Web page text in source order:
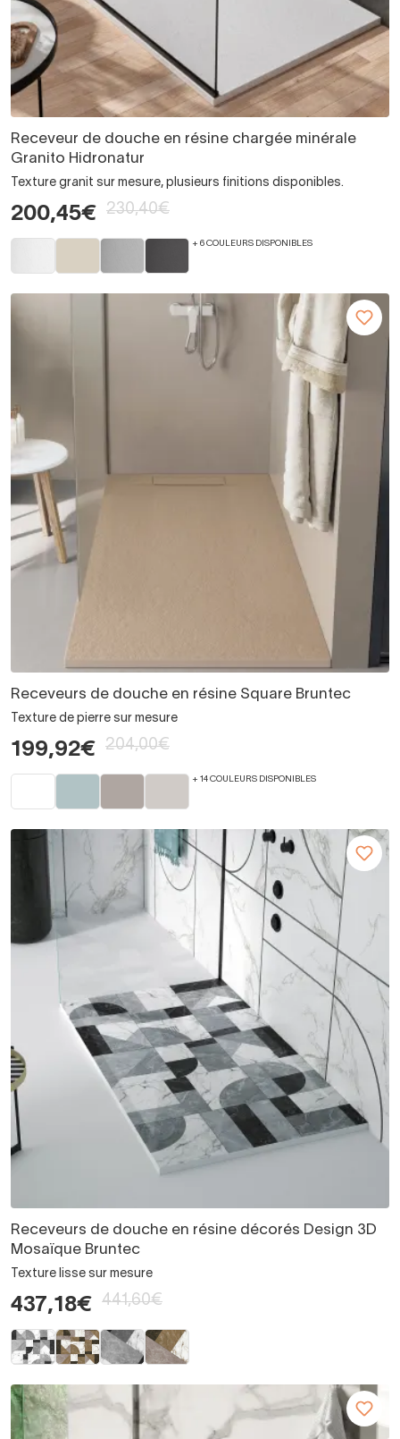
Receveur de douche en résine chargée minérale
Granito Hidronatur
Texture granit sur mesure, plusieurs finitions disponibles.
200,45€ 230,40€
+ 6 COULEURS DISPONIBLES
Receveurs de douche en résine Square Bruntec
Texture de pierre sur mesure
199,92€ 204,00€
+ 14 COULEURS DISPONIBLES
Receveurs de douche en résine décorés Design 3D
Mosaïque Bruntec
Texture lisse sur mesure
437,18€ 441,60€